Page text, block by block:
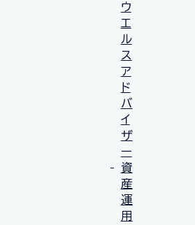
ウ
エ
ル
ス
ア
ド
バ
イ
ザ
ー
資
産
運
用